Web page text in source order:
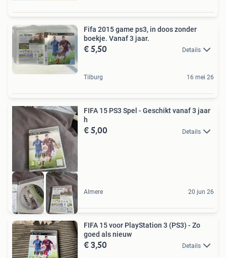
Fifa 2015 game ps3, in doos zonder
boekje. Vanaf 3 jaar.
€ 5,50 Details
Tilburg 16 mei 26
FIFA 15 PS3 Spel - Geschikt vanaf 3 jaar
h
€ 5,00 Details
Almere 20 jun 26
FIFA 15 voor PlayStation 3 (PS3) - Zo
goed als nieuw
€ 3,50 Details